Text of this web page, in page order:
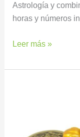
Astrología y
horas y números
Leer más »